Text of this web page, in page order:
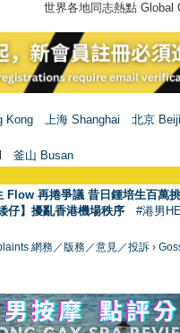
世界各地同志熱點
Kong 上海 Shanghai
北京
l 釜山 Busan
Flow 再捲爭議 昔日鍾培生百萬
仔】擾亂香港機場秩序 #港男
網務／版務／意見／投訴 ›